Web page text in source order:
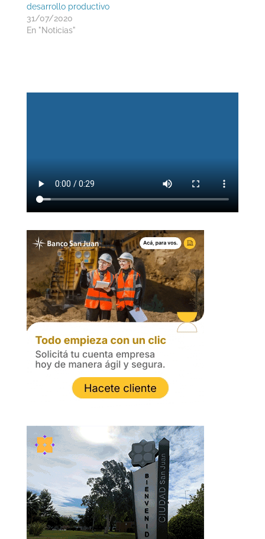
desarrollo productivo
31/07/2020
En "Noticias"